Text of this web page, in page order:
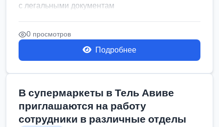
с легальными документам
0 просмотров
Подробнее
В супермаркеты в Тель Авиве
приглашаются на работу
сотрудники в различные отделы